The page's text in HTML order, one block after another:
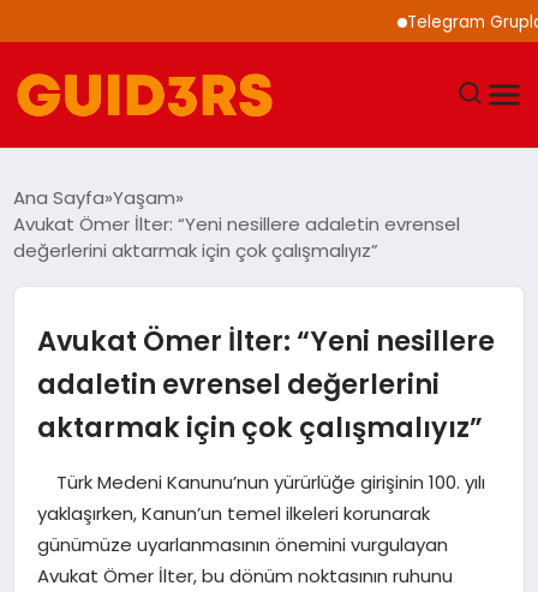
Telegram Grupları
YAŞAM
SAĞLIK
EKONOMI
MAGAZIN
Ana Sayfa Yaşam
Avukat Ömer İlter: “Yeni nesillere adaletin evrensel
değerlerini aktarmak için çok çalışmalıyız”
Avukat Ömer İlter: “Yeni nesillere
adaletin evrensel değerlerini
aktarmak için çok çalışmalıyız”
Türk Medeni Kanunu’nun yürürlüğe girişinin 100. yılı
yaklaşırken, Kanun’un temel ilkeleri korunarak
günümüze uyarlanmasının önemini vurgulayan
Avukat Ömer İlter, bu dönüm noktasının ruhunu